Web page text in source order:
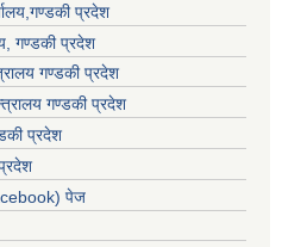
प्रदेश
गण्डकी प्रदेश
गण्डकी प्रदेश
गण्डकी प्रदेश
प्रदेश
पेज